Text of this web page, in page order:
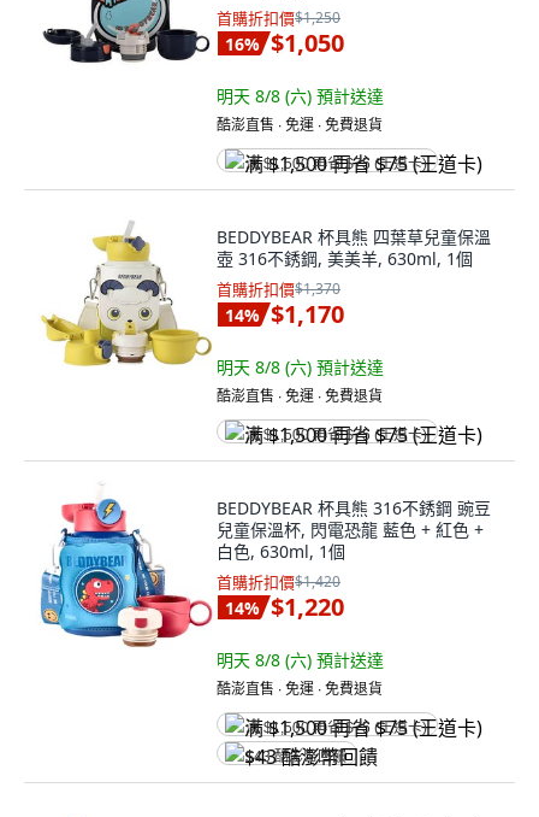
首購折扣價$1,250
16% $1,050
明天 8/8 (六) 預計送達
酷澎直售 ∙ 免運 ∙ 免費退貨
满 $1,500 再省 $75 (王道卡)
BEDDYBEAR 杯具熊 四葉草兒童保溫
壺 316不銹鋼, 美美羊, 630ml, 1個
首購折扣價$1,370
14% $1,170
明天 8/8 (六) 預計送達
酷澎直售 ∙ 免運 ∙ 免費退貨
满 $1,500 再省 $75 (王道卡)
BEDDYBEAR 杯具熊 316不銹鋼 豌豆
兒童保溫杯, 閃電恐龍 藍色 + 紅色 +
白色, 630ml, 1個
首購折扣價$1,420
14% $1,220
明天 8/8 (六) 預計送達
酷澎直售 ∙ 免運 ∙ 免費退貨
满 $1,500 再省 $75 (王道卡)
$43 酷澎幣回饋